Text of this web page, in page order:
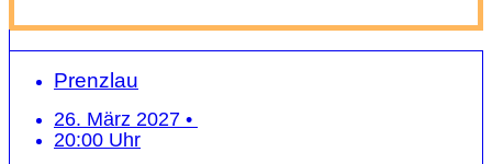
Prenzlau
26. März 2027 •
20:00 Uhr